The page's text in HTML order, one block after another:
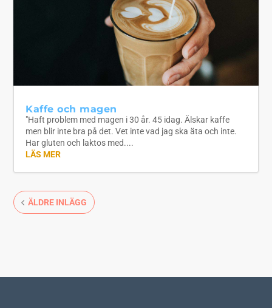
Kaffe och magen
"Haft problem med magen i 30 år. 45 idag. Älskar kaffe
men blir inte bra på det. Vet inte vad jag ska äta och inte.
Har gluten och laktos med....
LÄS MER
ÄLDRE INLÄGG